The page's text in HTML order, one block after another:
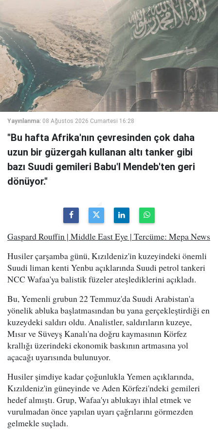
Yayınlanma: 08 Ağustos 2026 Cumartesi 16:28
"Bu hafta Afrika'nın çevresinden çok daha
uzun bir güzergah kullanan altı tanker gibi
bazı Suudi gemileri Babu'l Mendeb'ten geri
dönüyor."
Gaspard Rouffin | Middle East Eye | Tercüme: Mepa News
Husiler çarşamba günü, Kızıldeniz'in kuzeyindeki önemli
Suudi liman kenti Yenbu açıklarında Suudi petrol tankeri
NCC Wafaa'ya balistik füzeler ateşlediklerini açıkladı.
Bu, Yemenli grubun 22 Temmuz'da Suudi Arabistan'a
yönelik abluka başlatmasından bu yana gerçekleştirdiği en
kuzeydeki saldırı oldu. Analistler, saldırıların kuzeye,
Mısır ve Süveyş Kanalı'na doğru kaymasının Körfez
krallığı üzerindeki ekonomik baskının artmasına yol
açacağı uyarısında bulunuyor.
Husiler şimdiye kadar çoğunlukla Yemen açıklarında,
Kızıldeniz'in güneyinde ve Aden Körfezi'ndeki gemileri
hedef almıştı. Grup, Wafaa'yı ablukayı ihlal etmek ve
vurulmadan önce yapılan uyarı çağrılarını görmezden
gelmekle suçladı.